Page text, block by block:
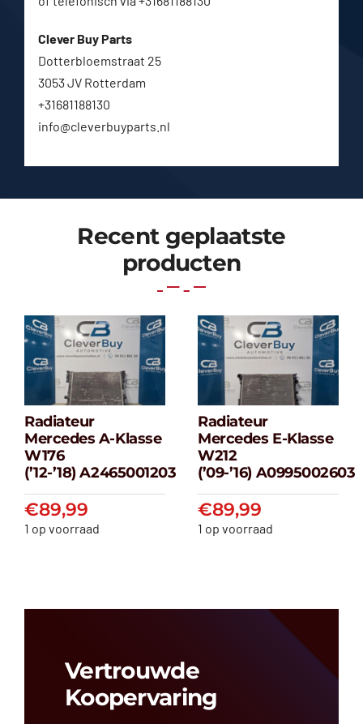
Clever Buy Parts
Dotterbloemstraat 25
3053 JV Rotterdam
+31681188130
info@cleverbuyparts.nl
Recent geplaatste
producten
Radiateur
Mercedes A-
klasse W176
(’12-’18) A2465001203
€89,99
Radiateur
Mercedes A-Klasse
W176
(’12-’18) A2465001203
€89,99
1 op voorraad
Radiateur
Mercedes E-
klasse W212
(’09-’16)
€89,99
Radiateur
Mercedes E-Klasse
W212
(’09-’16) A0995002603
€89,99
1 op voorraad
Vertrouwde
Koopervaring